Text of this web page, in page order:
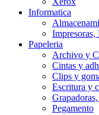
Informatica
Papeleria
Archivo y
Cintas y
Clips y
Escritura y
Pegamento